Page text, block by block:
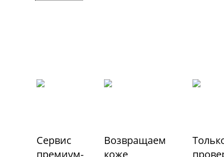
Сервис
премиум-
Возвращаем
коже